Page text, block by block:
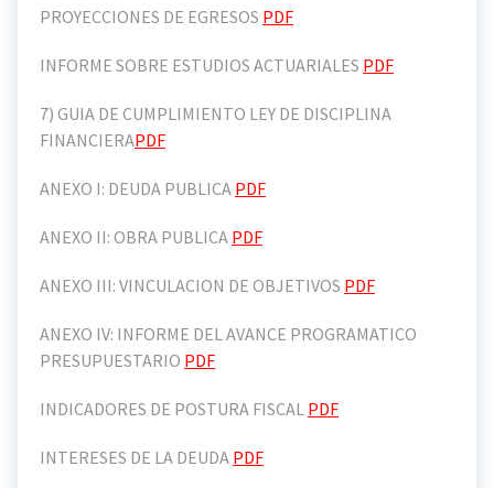
PROYECCIONES DE EGRESOS PDF
INFORME SOBRE ESTUDIOS ACTUARIALES PDF
7) GUIA DE CUMPLIMIENTO LEY DE DISCIPLINA
FINANCIERAPDF
ANEXO I: DEUDA PUBLICA PDF
ANEXO II: OBRA PUBLICA PDF
ANEXO III: VINCULACION DE OBJETIVOS PDF
ANEXO IV: INFORME DEL AVANCE PROGRAMATICO
PRESUPUESTARIO PDF
INDICADORES DE POSTURA FISCAL PDF
INTERESES DE LA DEUDA PDF